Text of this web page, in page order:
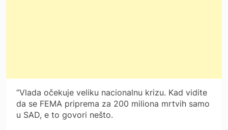
“Vlada očekuje veliku nacionalnu krizu. Kad vidite
da se FEMA priprema za 200 miliona mrtvih samo
u SAD, e to govori nešto.